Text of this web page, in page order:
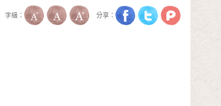
字級： 分享：